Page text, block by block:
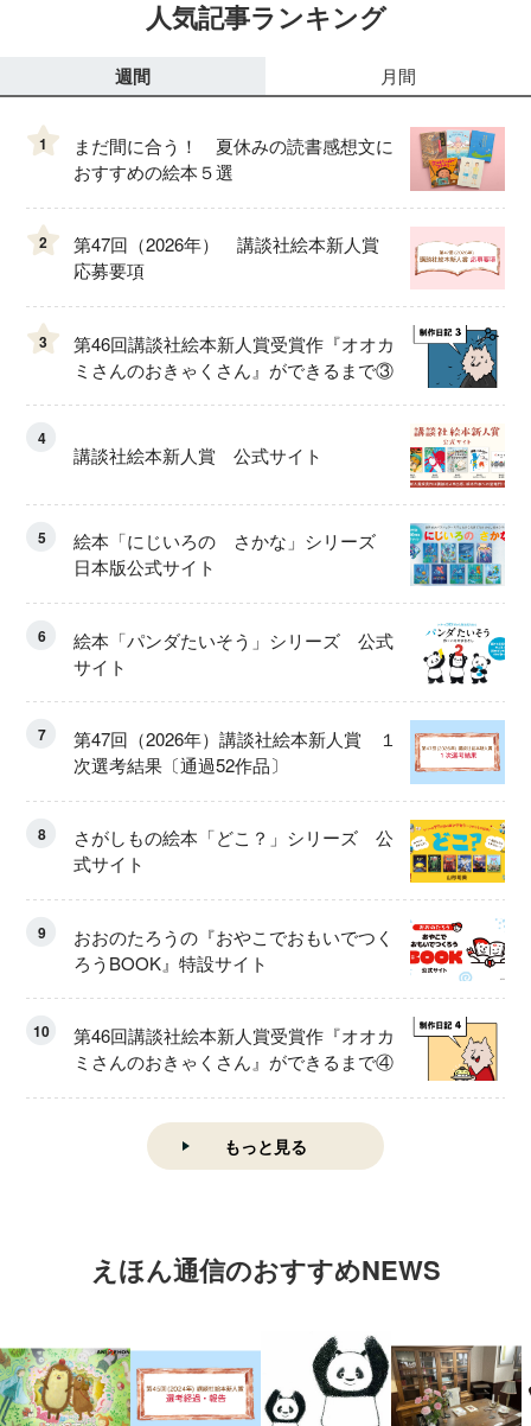
人気記事ランキング
週間 月間
1
まだ間に合う！ 夏休みの読書感想文に
おすすめの絵本５選
2
第47回（2026年） 講談社絵本新人賞
応募要項
3
第46回講談社絵本新人賞受賞作『オオカ
ミさんのおきゃくさん』ができるまで③
4
講談社絵本新人賞 公式サイト
5
絵本「にじいろの さかな」シリーズ
日本版公式サイト
6
絵本「パンダたいそう」シリーズ 公式
サイト
7
第47回（2026年）講談社絵本新人賞 １
次選考結果〔通過52作品〕
8
さがしもの絵本「どこ？」シリーズ 公
式サイト
9
おおのたろうの『おやこでおもいでつく
ろうBOOK』特設サイト
10
第46回講談社絵本新人賞受賞作『オオカ
ミさんのおきゃくさん』ができるまで④
もっと見る
えほん通信のおすすめNEWS